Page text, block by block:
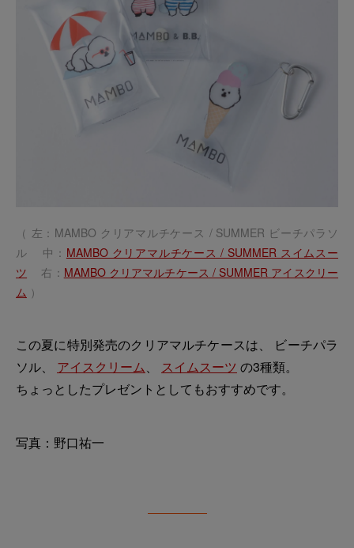
（ 左：MAMBO クリアマルチケース / SUMMER ビーチパラソ
ル 中： MAMBO クリアマルチケース / SUMMER スイムスー
ツ 右： MAMBO クリアマルチケース / SUMMER アイスクリー
ム ）
この夏に特別発売のクリアマルチケースは、 ビーチパラ
ソル、 アイスクリーム、 スイムスーツ の3種類。
ちょっとしたプレゼントとしてもおすすめです。
写真：野口祐一